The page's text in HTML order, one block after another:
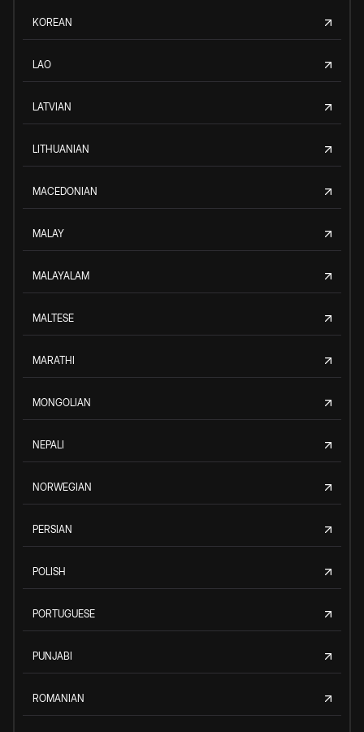
KOREAN
LAO
LATVIAN
LITHUANIAN
MACEDONIAN
MALAY
MALAYALAM
MALTESE
MARATHI
MONGOLIAN
NEPALI
NORWEGIAN
PERSIAN
POLISH
PORTUGUESE
PUNJABI
ROMANIAN